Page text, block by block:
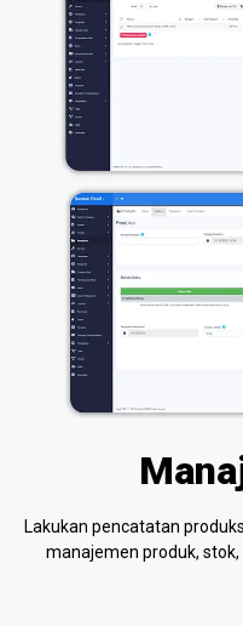
Lakukan pencatatan
manajemen produk,